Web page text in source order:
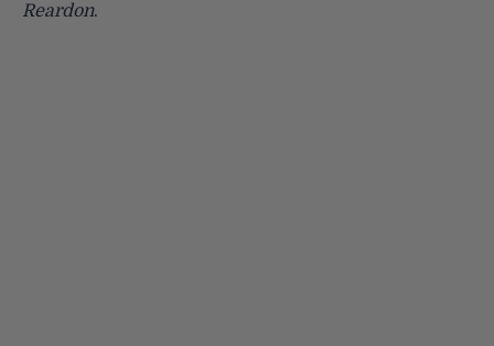
Reardon.